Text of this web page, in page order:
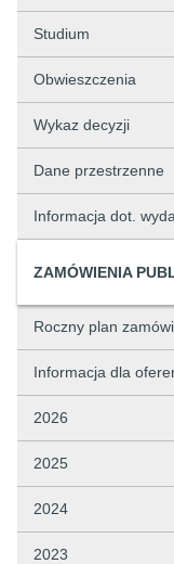
Studium
Obwieszczenia
Wykaz decyzji
Dane przestrzenne
Informacja dot.
ZAMÓWIENIA
Roczny plan
Informacja dla
2026
2025
2024
2023